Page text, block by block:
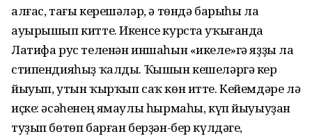
алғас, тағы керешәләр, ә төндә барыһы ла
ауырышып китте. Икенсе курста уҡығанда
Латифа рус теленән иншаһын «икеле»гә яҙҙы ла
стипендияһыҙ ҡалды. Ҡышын кешеләргә кер
йыуып, утын ҡырҡып саҡ көн итте. Кейемдәре лә
иҫке: әсәһенең ямаулы һырмаһы, күп йыуыуҙан
туҙып бөтөп барған берҙән-бер күлдәге,